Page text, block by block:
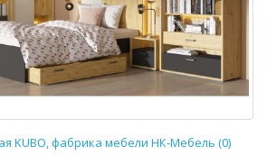
KUBO, фабрика мебели НК-Мебель (0)